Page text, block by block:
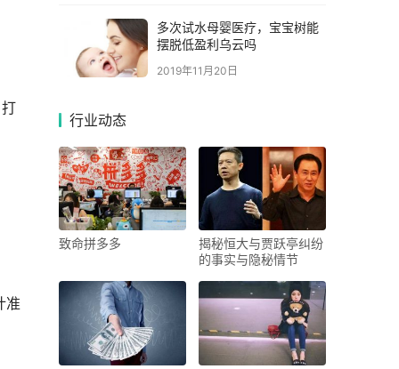
准
多次试水母婴医疗，宝宝树能
摆脱低盈利乌云吗
2019年11月20日
行业动态
致命拼多多
揭秘恒大与贾跃亭纠纷
的事实与隐秘情节